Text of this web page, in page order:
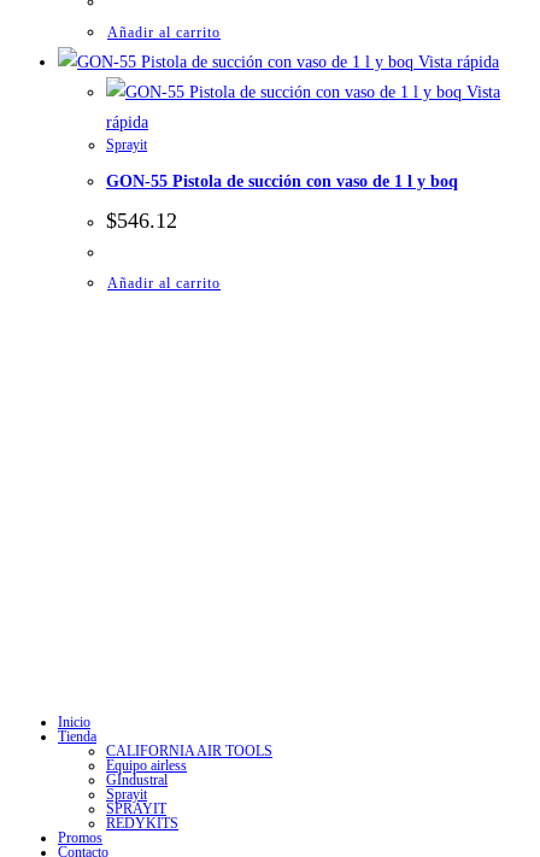
Añadir al carrito
Vista rápida
Vista
rápida
Sprayit
GON-55 Pistola de succión con vaso de 1 l y boq
$546.12
Añadir al carrito
Inicio
Tienda
CALIFORNIA AIR TOOLS
Equipo airless
GIndustral
Sprayit
SPRAYIT
REDYKITS
Promos
Contacto